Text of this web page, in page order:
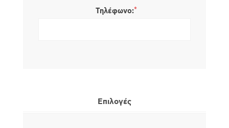
Τηλέφωνο:*
Επιλογές